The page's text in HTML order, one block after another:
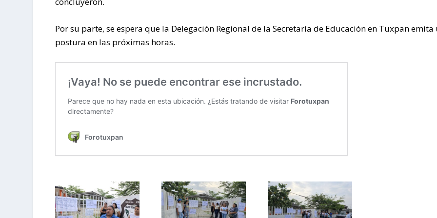
Por su parte, se espera que la Delegación Regional de la Secretaría de Educación en Tuxpan emita
postura en las próximas horas.